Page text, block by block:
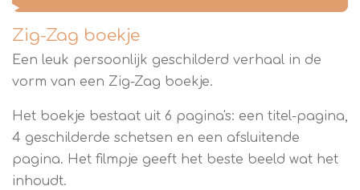
Zig-Zag boekje
Een leuk persoonlijk geschilderd verhaal in de
vorm van een Zig-Zag boekje.
Het boekje bestaat uit 6 pagina's: een titel-pagina,
4 geschilderde schetsen en een afsluitende
pagina. Het filmpje geeft het beste beeld wat het
inhoudt.